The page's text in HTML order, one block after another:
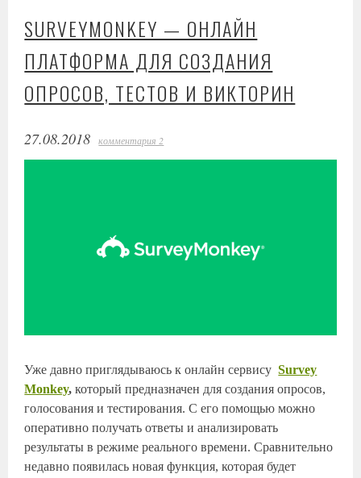
SURVEYMONKEY — ОНЛАЙН
ПЛАТФОРМА ДЛЯ СОЗДАНИЯ
ОПРОСОВ, ТЕСТОВ И ВИКТОРИН
27.08.2018 комментария 2
Уже давно приглядываюсь к онлайн сервисуSurvey
Monkey,который предназначен для создания опросов,
голосования и тестирования. С его помощью можно
оперативно получать ответы и анализировать
результаты в режиме реального времени. Сравнительно
недавно появилась новая функция, которая будет